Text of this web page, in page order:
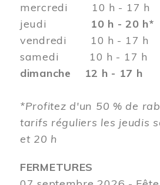
mercredi 10 h - 17 h
jeudi 10 h - 20 h*
vendredi 10 h - 17 h
samedi 10 h - 17 h
dimanche 12 h - 17 h
*Profitez d'un 50 % de
tarifs réguliers les jeudis
et 20 h
FERMETURES